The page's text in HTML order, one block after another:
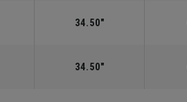
34.50"
34.50"